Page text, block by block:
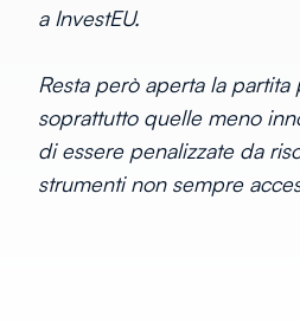
a InvestEU.
Resta però aperta la partita
soprattutto quelle meno
di essere penalizzate da
strumenti non sempre